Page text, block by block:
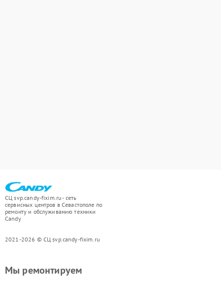
СЦ svp.candy-fixim.ru - сеть
сервисных центров в Севастополе по
ремонту и обслуживанию техники
Candy
2021-2026 © СЦ svp.candy-fixim.ru
Мы ремонтируем